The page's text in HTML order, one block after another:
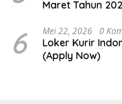
Maret Tahun
6 Mei 22, 2026 0
Loker Kurir
(Apply Now)